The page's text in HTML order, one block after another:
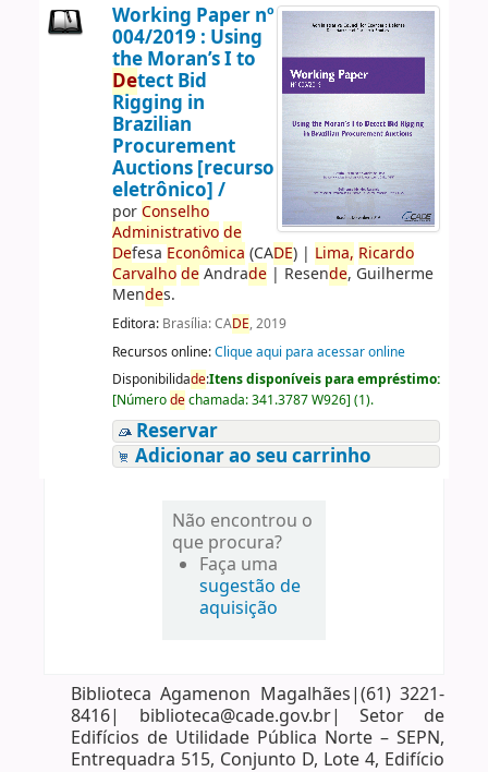
Working Paper nº
004/2019 : Using
the Moran’s I to
Detect Bid
Rigging in
Brazilian
Procurement
Auctions [recurso
eletrônico] /
porConselho
Administrativo de
Defesa Econômica (CADE)| Lima, Ricardo
Carvalho deAndrade| Resende, Guilherme
Mendes.
Editora: Brasília: CADE, 2019
Recursos online:Clique aqui para acessar online
Disponibilidade:Itens disponíveis para empréstimo:
[Númerodechamada:341.3787 W926] (1).
Reservar
Adicionar ao seu carrinho
Não encontrou o
que procura?
Faça uma
sugestão de
aquisição
Biblioteca Agamenon Magalhães|(61) 3221-
8416| biblioteca@cade.gov.br| Setor de
Edifícios de Utilidade Pública Norte – SEPN,
Entrequadra 515, Conjunto D, Lote 4, Edifício